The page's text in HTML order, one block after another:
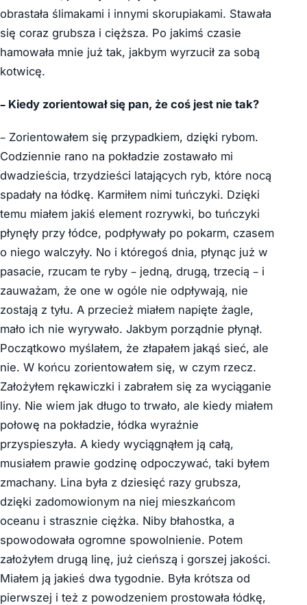
obrastała ślimakami i innymi skorupiakami. Stawała
się coraz grubsza i cięższa. Po jakimś czasie
hamowała mnie już tak, jakbym wyrzucił za sobą
kotwicę.
– Kiedy zorientował się pan, że coś jest nie tak?
– Zorientowałem się przypadkiem, dzięki rybom.
Codziennie rano na pokładzie zostawało mi
dwadzieścia, trzydzieści latających ryb, które nocą
spadały na łódkę. Karmiłem nimi tuńczyki. Dzięki
temu miałem jakiś element rozrywki, bo tuńczyki
płynęły przy łódce, podpływały po pokarm, czasem
o niego walczyły. No i któregoś dnia, płynąc już w
pasacie, rzucam te ryby – jedną, drugą, trzecią – i
zauważam, że one w ogóle nie odpływają, nie
zostają z tyłu. A przecież miałem napięte żagle,
mało ich nie wyrywało. Jakbym porządnie płynął.
Początkowo myślałem, że złapałem jakąś sieć, ale
nie. W końcu zorientowałem się, w czym rzecz.
Założyłem rękawiczki i zabrałem się za wyciąganie
liny. Nie wiem jak długo to trwało, ale kiedy miałem
połowę na pokładzie, łódka wyraźnie
przyspieszyła. A kiedy wyciągnąłem ją całą,
musiałem prawie godzinę odpoczywać, taki byłem
zmachany. Lina była z dziesięć razy grubsza,
dzięki zadomowionym na niej mieszkańcom
oceanu i strasznie ciężka. Niby błahostka, a
spowodowała ogromne spowolnienie. Potem
założyłem drugą linę, już cieńszą i gorszej jakości.
Miałem ją jakieś dwa tygodnie. Była krótsza od
pierwszej i też z powodzeniem prostowała łódkę,